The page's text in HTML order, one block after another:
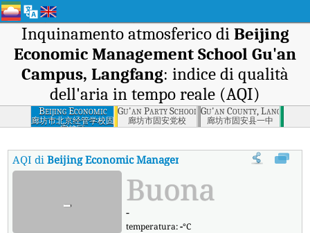
Inquinamento atmosferico di Beijing
Economic Management School Gu'an
Campus, Langfang: indice di qualità
dell'aria in tempo reale (AQI)
Beijing Economic
Management
School Gu'an
廊坊市北京经管学校固
安校区
Gu'an Party School, Langfang
廊坊市固安党校
Gu'an County, Langfang
廊坊市固安县一中
AQI diBeijing Economic Management School Gu'an
- Buona
-
temperatura:-°C